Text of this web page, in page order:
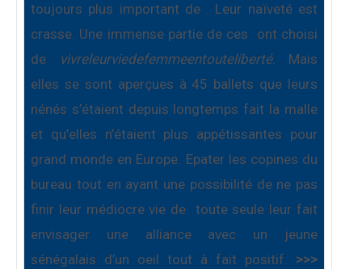
toujours plus important de . Leur naïveté est
crasse. Une immense partie de ces
ont choisi
de
vivreleurviedefemmeentouteliberté. Mais
elles se sont aperçues à 45 ballets que leurs
nénés s’étaient depuis longtemps fait la malle
et qu’elles n’étaient plus appétissantes pour
grand monde en Europe. Epater les copines du
bureau tout en ayant une possibilité de ne pas
finir leur médiocre vie de toute seule leur fait
envisager une alliance avec un jeune
sénégalais d’un oeil tout à fait positif. >>>